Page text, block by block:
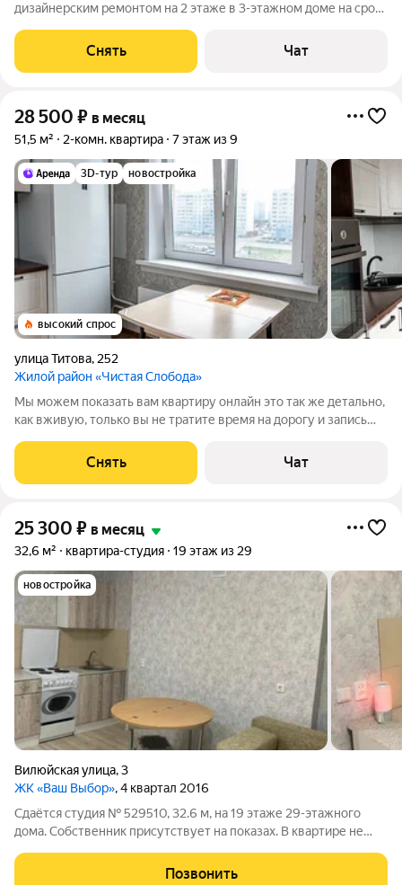
дизайнерским ремонтом на 2 этаже в 3-этажном доме на срок
Стиральная машина Холодильник Микроволновка Дом -
кирпичный. Во дворе есть
Снять Чат
28 500 ₽ в месяц
51,5 м² 2-комн. квартира 7 этаж из 9
3D-тур новостройка
высокий спрос
улица Титова, 252
Жилой район «Чистая Слобода»
Мы можем показать вам квартиру онлайн это так же детально,
как вживую, только вы не тратите время на дорогу и запись
жилом районе «Чистая слобода». ГК «КПД-Газсрой» построила
дом в 2020 году.
Снять Чат
25 300 ₽ в месяц
32,6 м² квартира-студия 19 этаж из 29
новостройка
Вилюйская улица,3
ЖК «Ваш Выбор», 4 квартал 2016
Сдаётся студия № 529510, 32.6 м, на 19 этаже 29-этажного
дома. Собственник присутствует на показах. В квартире не
Коммунальные платежи оплачиваются отдельно. Счетчики
Позвонить